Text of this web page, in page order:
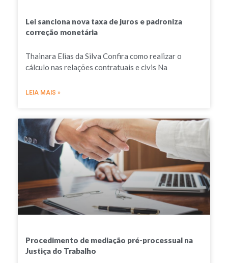
Lei sanciona nova taxa de juros e padroniza
correção monetária
Thainara Elias da Silva Confira como realizar o
cálculo nas relações contratuais e civis Na
LEIA MAIS »
Procedimento de mediação pré-processual na
Justiça do Trabalho